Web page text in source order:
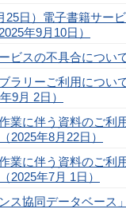
25日）電子書籍サ
年9月10日）
ビスの不具合につい
ラリーご利用につい
9月 2日）
業に伴う資料のご利
2025年8月22日）
業に伴う資料のご利
2025年7月 1日）
ンス協同データベース